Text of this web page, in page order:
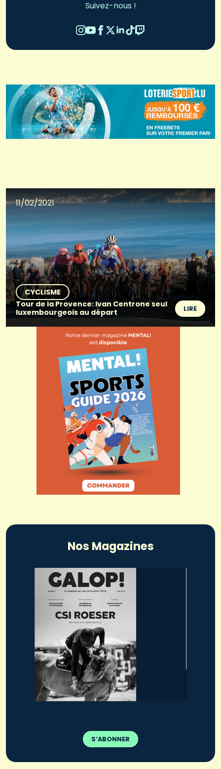
Suivez-nous !
11/02/2021
CYCLISME
Tour de la Provence: Ivan Centrone seul
luxembourgeois au départ
LIRE
Nos Magazines
S’ABONNER